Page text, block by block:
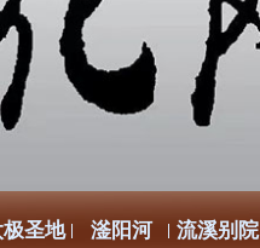
极圣地 滏阳河 流溪别院